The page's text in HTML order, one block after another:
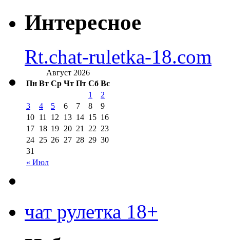
Интересное
Rt.chat-ruletka-18.com
Август 2026
Пн Вт Ср Чт Пт Сб Вс
« Июл
1
2
3
4 5 6 7 8
9
10 11 12 13 14 15 16
17 18 19 20 21 22 23
24 25 26 27 28 29 30
31
чат рулетка 18+